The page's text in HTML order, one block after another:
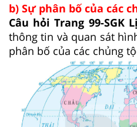
b) Sự phân bố của các
Câu hỏi Trang 99-SGK
thông tin và quan sát
phân bố của các chủng